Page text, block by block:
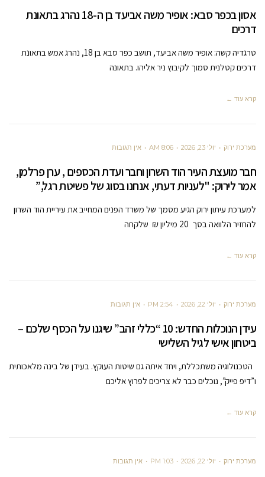
אסון בכפר סבא: אופיר משה אביעד בן ה-18 נהרג בתאונת
דרכים
טרגדיה קשה: אופיר משה אביעד, תושב כפר סבא בן 18, נהרג אמש בתאונת
דרכים קטלנית סמוך לקיבוץ ניר אליהו. בתאונה
קרא עוד ←
מערכת ירוק יולי 23, 2026 8:06 AM אין תגובות
חבר מועצת העיר הוד השרון וחבר ועדת הכספים , ערן פרלמן,
אמר לירוק: "לעניות דעתי, אנחנו בסוג של פשיטת רגל,”
למערכת עיתון ירוק הגיע מסמך של משרד הפנים המחייב את עיריית הוד השרון
להחזיר הלוואה בסך 20 מיליון ₪ שלקחה
קרא עוד ←
מערכת ירוק יולי 22, 2026 2:54 PM אין תגובות
עידן הנוכלות החדש: 10 “כללי זהב” שיגנו על הכסף שלכם –
ביטחון אישי לגיל השלישי
הטכנולוגיה משתכללת, ויחד איתה גם שיטות העוקץ. בעידן של בינה מלאכותית
ו”דיפ פייק”, נוכלים כבר לא צריכים לפרוץ אליכם
קרא עוד ←
מערכת ירוק יולי 22, 2026 1:03 PM אין תגובות